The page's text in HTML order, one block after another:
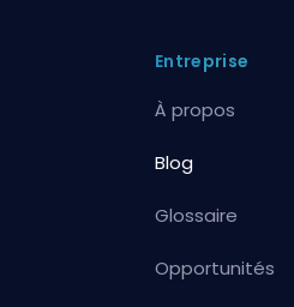
Entreprise
À propos
Blog
Glossaire
Opportunités